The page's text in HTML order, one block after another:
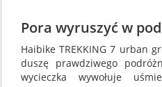
Pora wyruszyć w
Haibike TREKKING 7 urban
duszę prawdziwego
wycieczka wywołuje